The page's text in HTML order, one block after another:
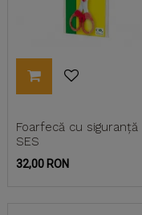
Foarfecă cu siguranță
SES
Pret
32,00 RON